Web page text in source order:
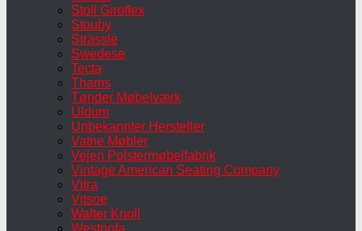
Stoll Giroflex
Stouby
Strässle
Swedese
Tecta
Thams
Tønder Møbelværk
Uldum
Unbekannter Hersteller
Vatne Møbler
Vejen Polstermøbelfabrik
Vintage American Seating Company
Vitra
Vitsoe
Walter Knoll
Westnofa